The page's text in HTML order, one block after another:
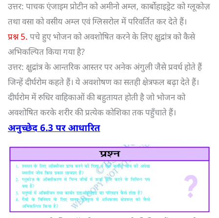
उत्तर: पाचक एंजाइम प्रोटीन को अमीनो अम्ल, कार्बोहाइड्रेट को ग्लूकोज़
तथा वसा को वसीय अम्ल एवं ग्लिसरोल में परिवर्तित कर देते हैं।
प्रश्न 5. पचे हुए भोजन को अवशोषित करने के लिए क्षुद्रांत्र को कैसे
अभिकल्पित किया गया है?
उत्तर: क्षुद्रांत्र के आन्तरिक आस्तर पर अनेक अंगुली जैसे प्रवर्ध होते हैं
जिन्हें दीर्घरोम कहते हैं। ये अवशोषण का सतही क्षेत्रफल बढ़ा देते हैं।
दीर्घरोम में रुधिर वाहिकाओं की बहुतायत होती है जो भोजन को
अवशोषित करके शरीर की प्रत्येक कोशिका तक पहुँचाते हैं।
अनुच्छेद 6.3 पर आधारित